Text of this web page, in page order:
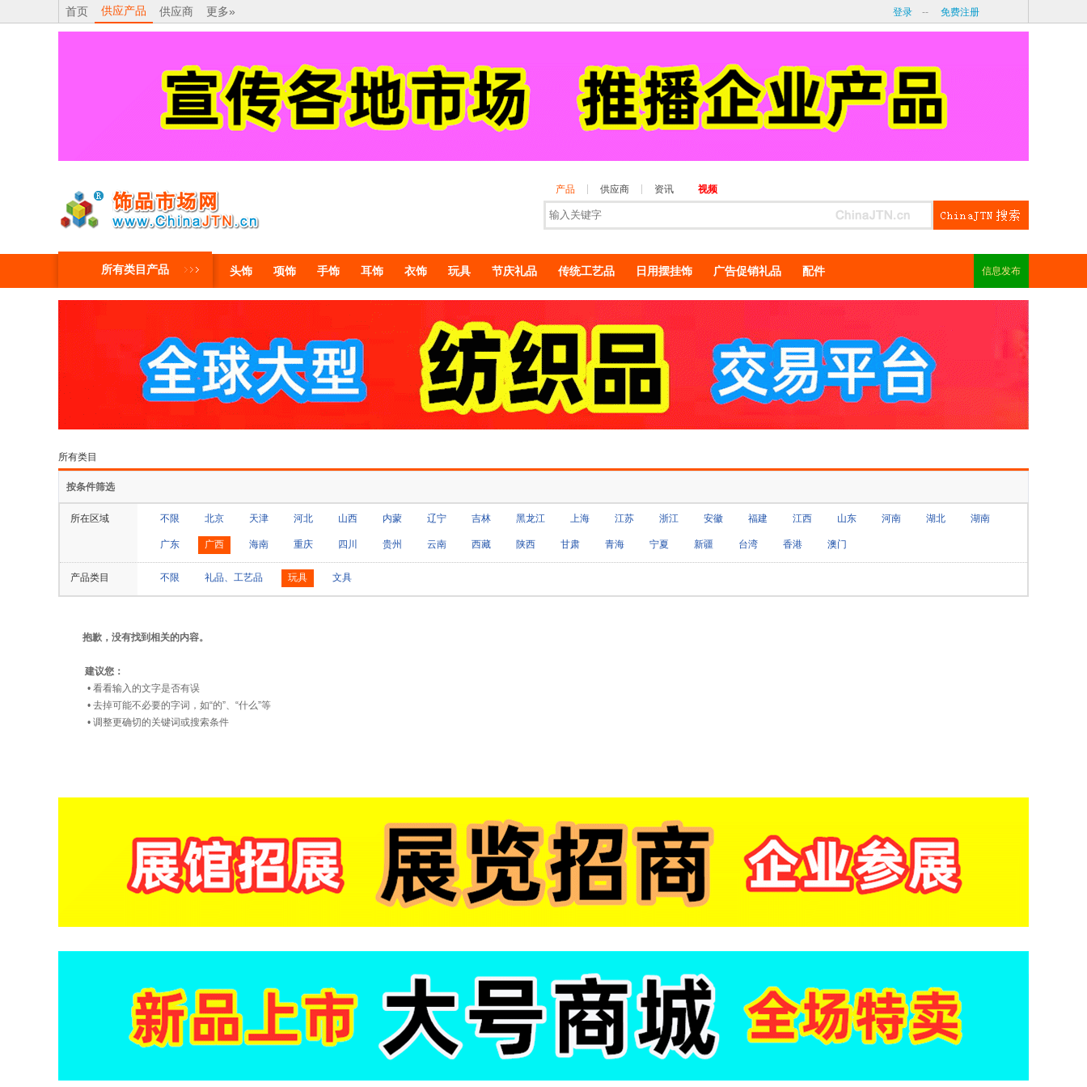
首页 供应产品 供应商 更多» 登录 -- 免费注册
产品 供应商 资讯 视频
所有类目产品 头饰 项饰 手饰 耳饰 衣饰 玩具 节庆礼品 传统工艺品 日用摆挂饰 广告促销礼品 配件 信息发布
所有类目
按条件筛选
所在区域 不限 北京 天津 河北 山西 内蒙 辽宁 吉林 黑龙江 上海 江苏 浙江 安徽 福建 江西 山东 河南 湖北 湖南
广东 广西 海南 重庆 四川 贵州 云南 西藏 陕西 甘肃 青海 宁夏 新疆 台湾 香港 澳门
产品类目 不限 礼品、工艺品 玩具 文具
抱歉，没有找到相关的内容。
建议您：
• 看看输入的文字是否有误
• 去掉可能不必要的字词，如“的”、“什么”等
• 调整更确切的关键词或搜索条件